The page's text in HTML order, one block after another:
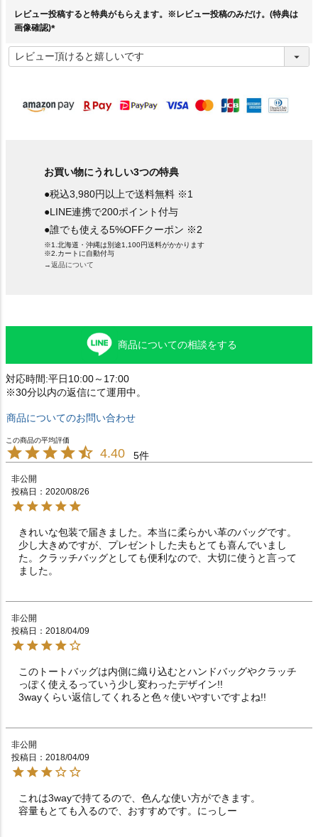
レビュー投稿すると特典がもらえます。※レビュー投稿のみだけ。(特典は
画像確認)
必
須
お買い物にうれしい3つの特典
●税込3,980円以上で送料無料 ※1
●LINE連携で200ポイント付与
●誰でも使える5%OFFクーポン ※2
※1.北海道・沖縄は別途1,100円送料がかかります
※2.カートに自動付与
→返品について
商品についての相談をする
対応時間:平日10:00～17:00
※30分以内の返信にて運用中。
商品についてのお問い合わせ
4.40 5
非公開
投稿日
2020/08/26
きれいな包装で届きました。本当に柔らかい革のバッグです。
少し大きめですが、プレゼントした夫もとても喜んでいまし
た。クラッチバッグとしても便利なので、大切に使うと言って
ました。
非公開
投稿日
2018/04/09
このトートバッグは内側に織り込むとハンドバッグやクラッチ
っぽく使えるっていう少し変わったデザイン!!
3wayくらい返信してくれると色々使いやすいですよね!!
非公開
投稿日
2018/04/09
これは3wayで持てるので、色んな使い方ができます。
容量もとても入るので、おすすめです。にっしー